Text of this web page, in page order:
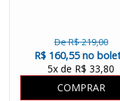
De R$ 219,00
R$ 160,55 no
5x de R$ 33,80
COMPRAR